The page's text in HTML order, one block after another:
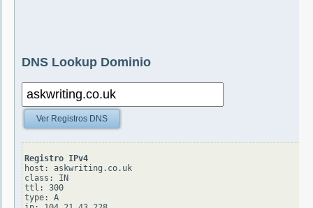
DNS Lookup Dominio
Ver Registros DNS
Registro IPv4
host: askwriting.co.uk
class: IN
ttl: 300
type: A